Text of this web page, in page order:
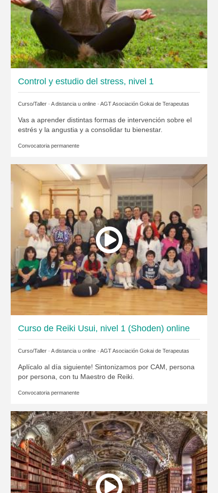
Control y estudio del stress, nivel 1
Curso/Taller · A distancia u online · AGT Asociación Gokai de Terapeutas
Vas a aprender distintas formas de intervención sobre el
estrés y la angustia y a consolidar tu bienestar.
Convocatoria permanente
Curso de Reiki Usui, nivel 1 (Shoden) online
Curso/Taller · A distancia u online · AGT Asociación Gokai de Terapeutas
Aplícalo al día siguiente! Sintonizamos por CAM, persona
por persona, con tu Maestro de Reiki.
Convocatoria permanente